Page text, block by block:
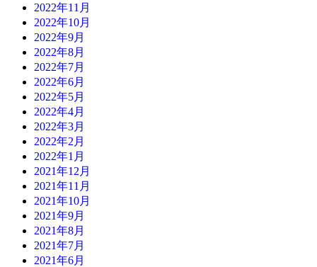
2022年11月
2022年10月
2022年9月
2022年8月
2022年7月
2022年6月
2022年5月
2022年4月
2022年3月
2022年2月
2022年1月
2021年12月
2021年11月
2021年10月
2021年9月
2021年8月
2021年7月
2021年6月